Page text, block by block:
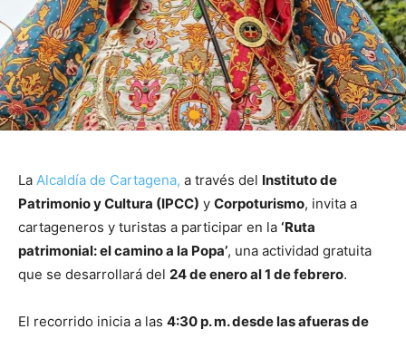
La Alcaldía de Cartagena, a través del Instituto de
Patrimonio y Cultura (IPCC) y Corpoturismo, invita a
cartageneros y turistas a participar en la ‘Ruta
patrimonial: el camino a la Popa’, una actividad gratuita
que se desarrollará del 24 de enero al 1 de febrero.
El recorrido inicia a las 4:30 p. m. desde las afueras de